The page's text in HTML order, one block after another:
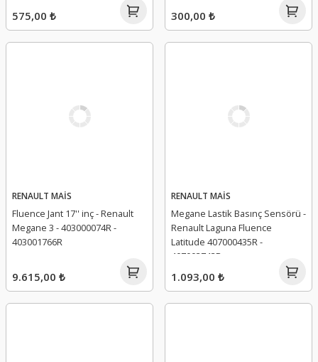
575,00 ₺ 300,00 ₺
RENAULT MAİS
Fluence Jant 17'' inç - Renault
Megane 3 - 403000074R -
403001766R
9.615,00 ₺
RENAULT MAİS
Megane Lastik Basınç Sensörü -
Renault Laguna Fluence
Latitude 407000435R -
407003743R
1.093,00 ₺